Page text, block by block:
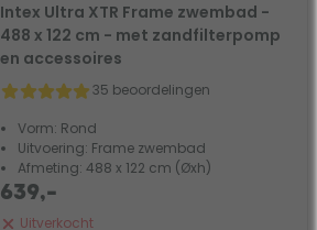
Intex Ultra XTR Frame zwembad -
488 x 122 cm - met zandfilterpomp
en accessoires
35 beoordelingen
Vorm: Rond
Uitvoering: Frame zwembad
Afmeting: 488 x 122 cm (Øxh)
Uitverkocht
639,-